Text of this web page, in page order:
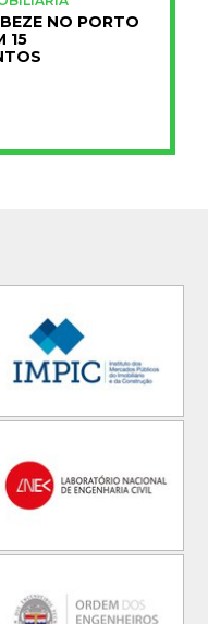
NO PORTO
15